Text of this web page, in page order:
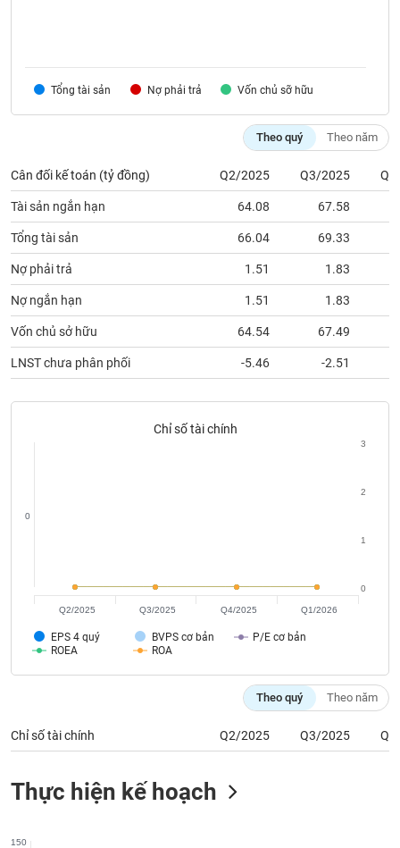
Tổng tài sản Nợ phải trả Vốn chủ sỡ hữu
Theo quý Theo năm
Cân đối kế toán (tỷ đồng) Q2/2025 Q3/2025
Tài sản ngắn hạn 64.08 67.58
Tổng tài sản 66.04 69.33
Nợ phải trả 1.51 1.83
Nợ ngắn hạn 1.51 1.83
Vốn chủ sở hữu 64.54 67.49
LNST chưa phân phối -5.46 -2.51
Chỉ số tài chính
EPS 4 quý BVPS cơ bản
P/E cơ bản
ROEA
ROA
0
0
1
2
3
Q2/2025 Q3/2025 Q4/2025 Q1/2026
Theo quý Theo năm
Chỉ số tài chính Q2/2025 Q3/2025
Thực hiện kế hoạch
150
BẤT
Mã
chứng
khoán
(-)
Tất cả Cổ phiếu Chỉ số Chứng chỉ quỹ Chứng
Lãnh
đạo
(-)
Tin
giả
Báo
ngữ
(-)